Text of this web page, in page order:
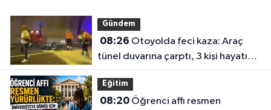
Gündem
08:26
tünel duvarına çarptı, 3 kişi hayatını
kaybetti
Eğitim
08:20Öğrenci affı resmen